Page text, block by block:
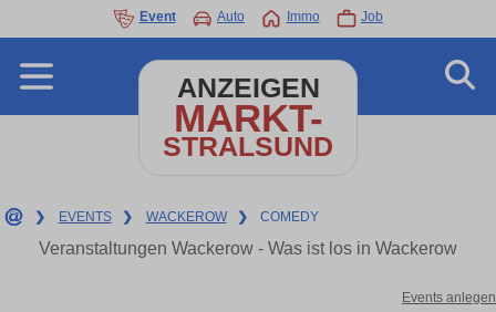
Event Auto Immo Job
ANZEIGEN
MARKT-
STRALSUND
❯ EVENTS ❯ WACKEROW ❯ COMEDY
Veranstaltungen Wackerow - Was ist los in Wackerow
Events anlegen